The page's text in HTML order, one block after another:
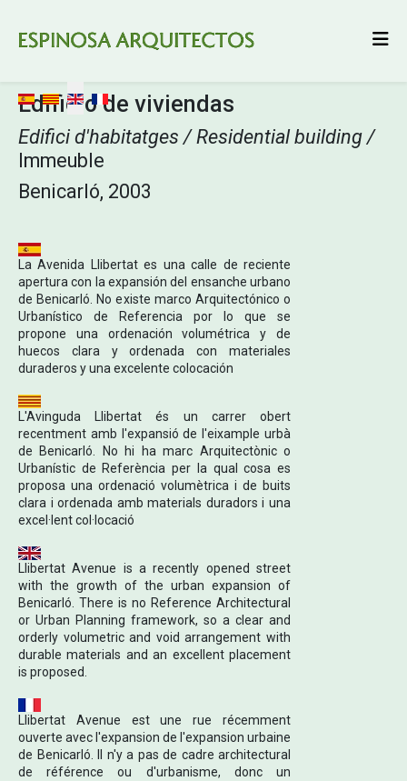
Select your language
Edificio de viviendas
Edifici d'habitatges / Residential building /
Immeuble
Benicarló, 2003
La Avenida Llibertat es una calle de reciente
apertura con la expansión del ensanche urbano
de Benicarló. No existe marco Arquitectónico o
Urbanístico de Referencia por lo que se
propone una ordenación volumétrica y de
huecos clara y ordenada con materiales
duraderos y una excelente colocación
L'Avinguda Llibertat és un carrer obert
recentment amb l'expansió de l'eixample urbà
de Benicarló. No hi ha marc Arquitectònic o
Urbanístic de Referència per la qual cosa es
proposa una ordenació volumètrica i de buits
clara i ordenada amb materials duradors i una
excel·lent col·locació
Llibertat Avenue is a recently opened street
with the growth of the urban expansion of
Benicarló. There is no Reference Architectural
or Urban Planning framework, so a clear and
orderly volumetric and void arrangement with
durable materials and an excellent placement
is proposed.
Llibertat Avenue est une rue récemment
ouverte avec l'expansion de l'expansion urbaine
de Benicarló. Il n'y a pas de cadre architectural
de référence ou d'urbanisme, donc un